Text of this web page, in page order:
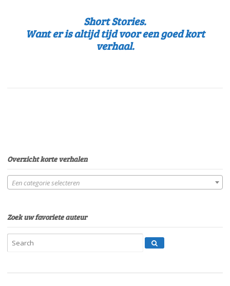
Short Stories.
Want er is altijd tijd voor een goed kort
verhaal.
Overzicht korte verhalen
Een categorie selecteren
Zoek uw favoriete auteur